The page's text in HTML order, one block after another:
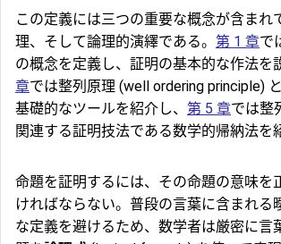
この定義には三つの重要な概念が含まれ
理、そして論理的演繹である。 第 1 章で
の概念を定義し、証明の基本的な作法を
章では整列原理 (well ordering principle)
基礎的なツールを紹介し、 第 5 章では整
関連する証明技法である数学的帰納法を
命題を証明するには、その命題の意味を
ければならない。普段の言葉に含まれる
な定義を避けるため、数学者は厳密に言